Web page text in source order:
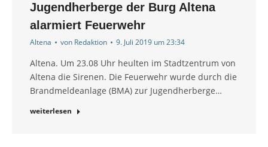
Jugendherberge der Burg Altena
alarmiert Feuerwehr
Altena von Redaktion 9. Juli 2019 um 23:34
Altena. Um 23.08 Uhr heulten im Stadtzentrum von
Altena die Sirenen. Die Feuerwehr wurde durch die
Brandmeldeanlage (BMA) zur Jugendherberge…
weiterlesen